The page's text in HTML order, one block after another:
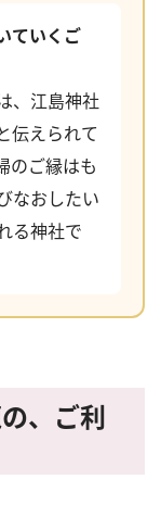
ていくご
、江島神社
伝えられて
のご縁はも
なおしたい
る神社で
、ご利